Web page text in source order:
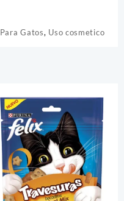
Para Gatos, Uso cosmetico